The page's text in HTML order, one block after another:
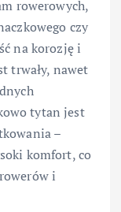
rowerowych,
czy
na korozję i
trwały, nawet
tytan jest
–
komfort, co
i